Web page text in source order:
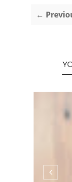
←